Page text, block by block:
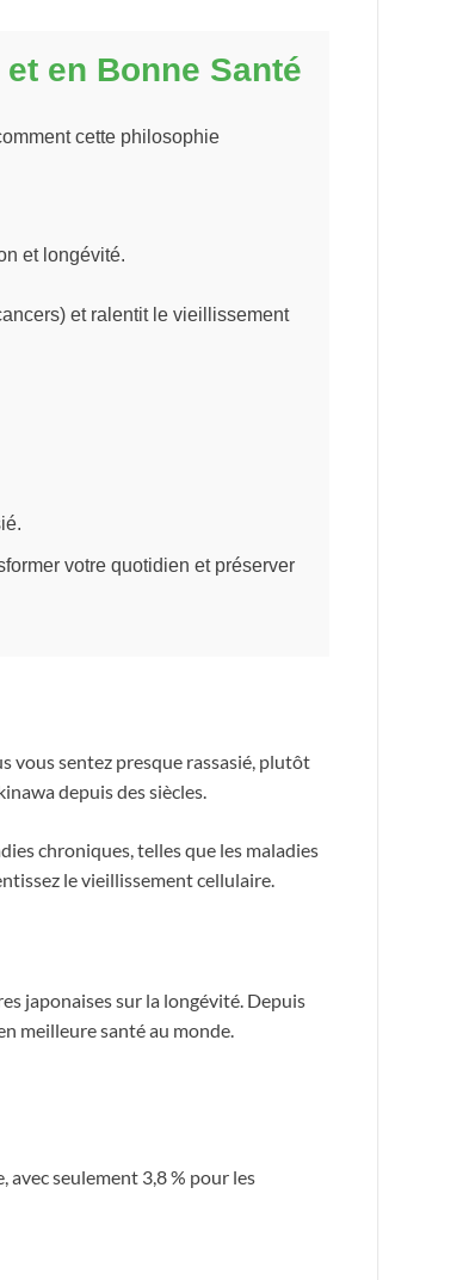
en Bonne Santé
cette philosophie
et longévité.
et ralentit le vieillissement
votre quotidien et préserver
vous sentez presque rassasié, plutôt
depuis des siècles.
chroniques, telles que les maladies
le vieillissement cellulaire.
japonaises sur la longévité. Depuis
meilleure santé au monde.
avec seulement 3,8 % pour les